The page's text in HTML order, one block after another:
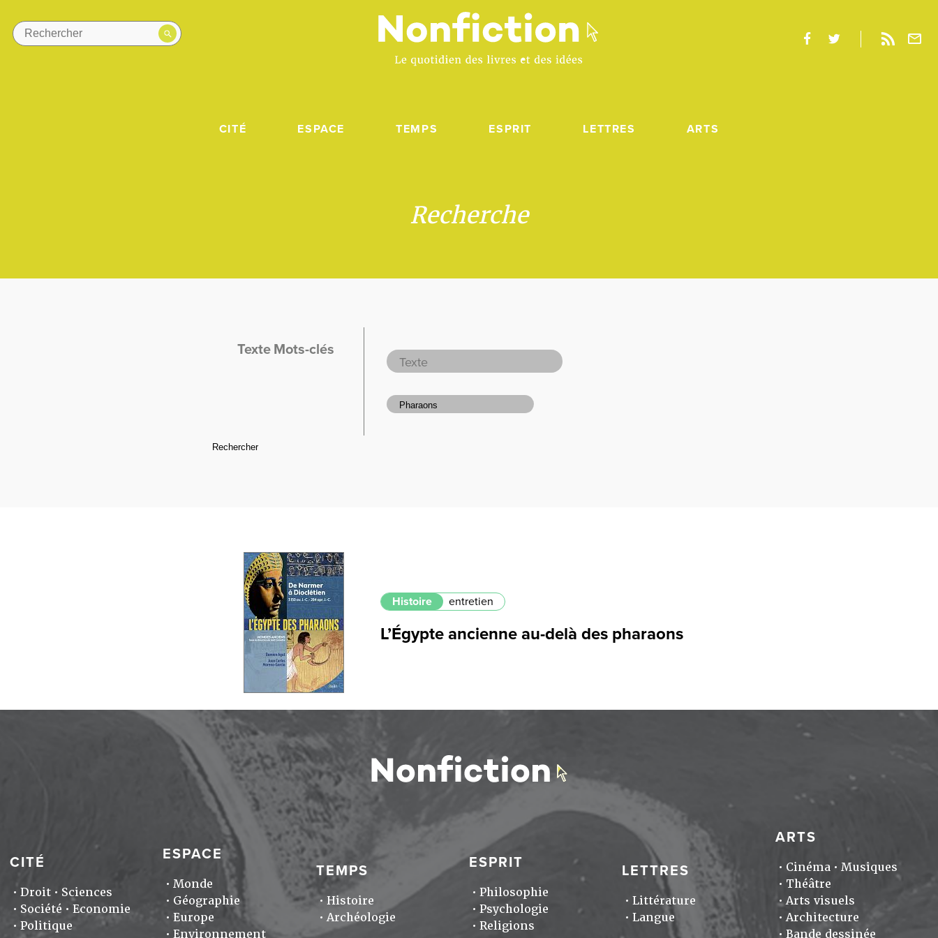
CITÉ ESPACE TEMPS ESPRIT LETTRES ARTS
Recherche
Texte Mots-clés
Histoire entretien
L’Égypte ancienne au-delà des pharaons
CITÉ
Droit
Sciences
Société
Economie
Politique
ESPACE
Monde
Géographie
Europe
Environnement
TEMPS
Histoire
Archéologie
ESPRIT
Philosophie
Psychologie
Religions
LETTRES
Littérature
Langue
ARTS
Cinéma
Musiques
Théâtre
Arts visuels
Architecture
Bande dessinée